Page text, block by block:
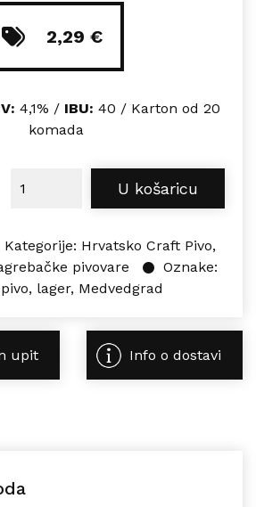
2,29 €
4,1% / IBU: 40 / Karton od 20
komada
Medvedgrad HLADNO PIVO 0,5L
U košaricu
Kategorije: Hrvatsko Craft Pivo,
pivovare
Oznake:
, lager, Medvedgrad
upit Info o dostavi